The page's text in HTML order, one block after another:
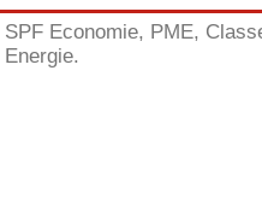
SPF Economie, PME,
Energie.